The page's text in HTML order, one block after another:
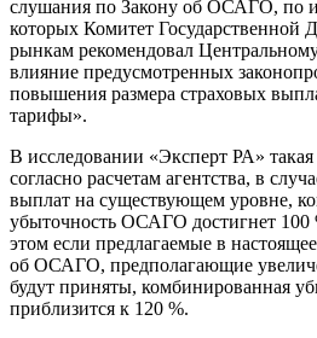
слушания по Закону об ОСАГО, по
которых Комитет
рынкам рекомендовал
влияние предусмотренных
повышения размера страховых
тарифы».
В исследовании «Эксперт РА» такая
согласно расчетам агентства, в
выплат на существующем уровне,
убыточность ОСАГО достигнет 100
этом если предлагаемые в
об ОСАГО, предполагающие
будут приняты, комбинированная
приблизится к 120 %.